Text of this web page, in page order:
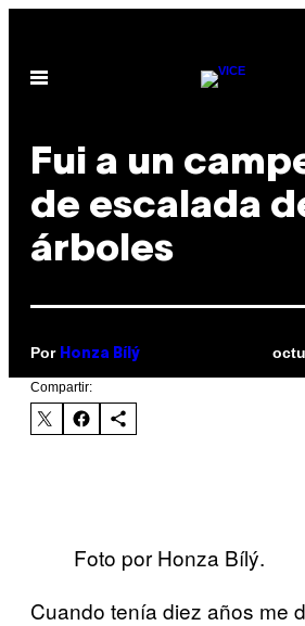
contenido
Abrir
Fui a un
de escalada
árboles
Por Honza Bílý
Compartir:
Foto por Honza Bílý.
Cuando tenía diez años me